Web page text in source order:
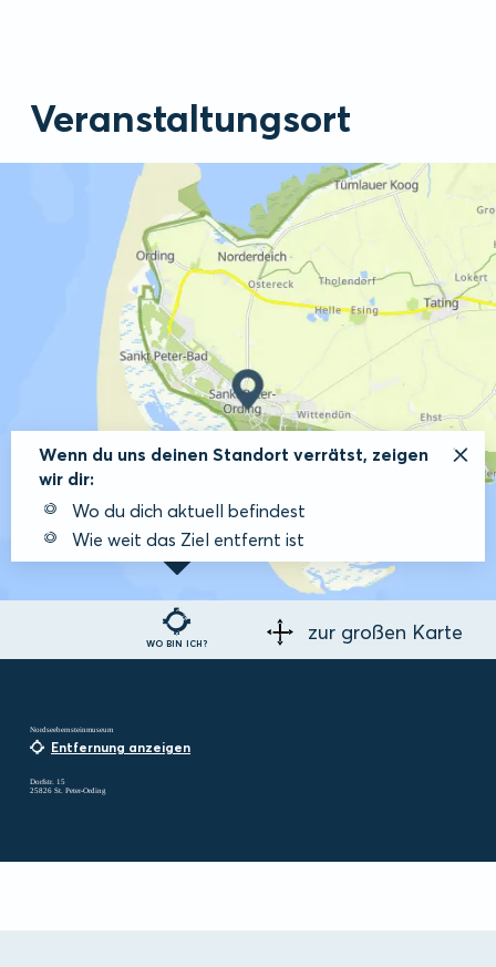
Veranstaltungsort
WO BIN ICH?
Wenn du uns deinen Standort verrätst, zeigen
wir dir:
Wo du dich aktuell befindest
Wie weit das Ziel entfernt ist
zur großen Karte
Nordseebernsteinmuseum
Entfernung anzeigen
Dorfstr. 15
25826 St. Peter-Ording